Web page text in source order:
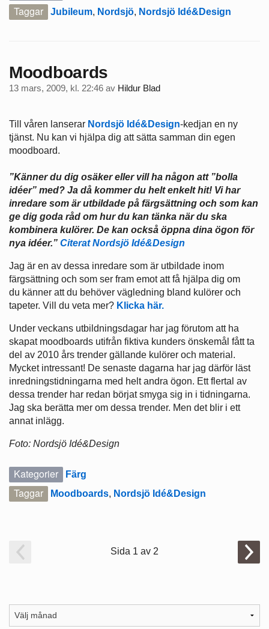
Taggar Jubileum, Nordsjö, Nordsjö Idé&Design
Moodboards
13 mars, 2009, kl. 22:46 av Hildur Blad
Till våren lanserar Nordsjö Idé&Design-kedjan en ny
tjänst. Nu kan vi hjälpa dig att sätta samman din egen
moodboard.
”Känner du dig osäker eller vill ha någon att ”bolla
idéer” med? Ja då kommer du helt enkelt hit! Vi har
inredare som är utbildade på färgsättning och som kan
ge dig goda råd om hur du kan tänka när du ska
kombinera kulörer. De kan också öppna dina ögon för
nya idéer.” Citerat Nordsjö Idé&Design
Jag är en av dessa inredare som är utbildade inom
färgsättning och som ser fram emot att få hjälpa dig om
du känner att du behöver vägledning bland kulörer och
tapeter. Vill du veta mer? Klicka här.
Under veckans utbildningsdagar har jag förutom att ha
skapat moodboards utifrån fiktiva kunders önskemål fått ta
del av 2010 års trender gällande kulörer och material.
Mycket intressant! De senaste dagarna har jag därför läst
inredningstidningarna med helt andra ögon. Ett flertal av
dessa trender har redan börjat smyga sig in i tidningarna.
Jag ska berätta mer om dessa trender. Men det blir i ett
annat inlägg.
Foto: Nordsjö Idé&Design
Kategorier Färg
Taggar Moodboards, Nordsjö Idé&Design
Sida 1 av 2